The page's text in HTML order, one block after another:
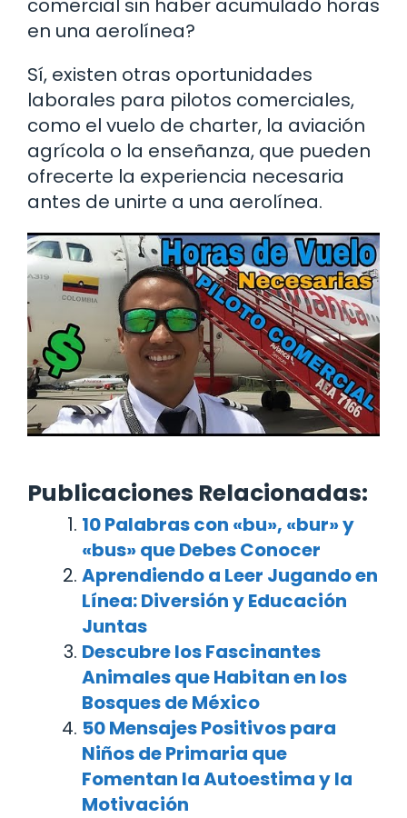
comercial sin haber acumulado horas
en una aerolínea?
Sí, existen otras oportunidades
laborales para pilotos comerciales,
como el vuelo de charter, la aviación
agrícola o la enseñanza, que pueden
ofrecerte la experiencia necesaria
antes de unirte a una aerolínea.
Publicaciones Relacionadas:
10 Palabras con «bu», «bur» y
«bus» que Debes Conocer
Aprendiendo a Leer Jugando en
Línea: Diversión y Educación
Juntas
Descubre los Fascinantes
Animales que Habitan en los
Bosques de México
50 Mensajes Positivos para
Niños de Primaria que
Fomentan la Autoestima y la
Motivación